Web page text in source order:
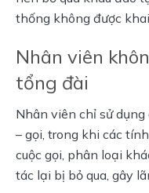
thống không được
Nhân viên
tổng đài
Nhân viên chỉ sử
– gọi, trong khi các
cuộc gọi, phân loại
tác lại bị bỏ qua, gây